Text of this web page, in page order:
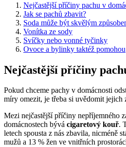
Nejčastější příčiny pachu v
Jak se pachů zbavit?
Soda může být skvělým
Vonítka ze sody
Svíčky nebo vonné tyčinky
Ovoce a bylinky taktéž pomohou
Nejčastější příčiny
Pokud chceme pachy v domácnosti
míry omezit, je třeba si uvědomit jejich
Mezi nejčastější příčiny nepříjemného
domácnostech bývá cigaretový kouř.
letech spousta z nás zbavila, nicméně
mužů a 13 % žen ve vnitřních